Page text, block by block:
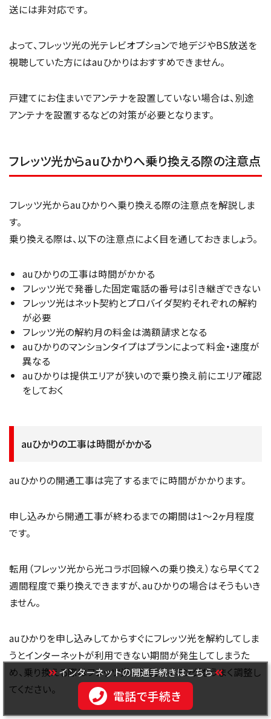
送には非対応です。
よって、フレッツ光の光テレビオプションで地デジやBS放送を
視聴していた方にはauひかりはおすすめできません。
戸建てにお住まいでアンテナを設置していない場合は、別途
アンテナを設置するなどの対策が必要となります。
フレッツ光からauひかりへ乗り換える際の注意点
フレッツ光からauひかりへ乗り換える際の注意点を解説しま
す。
乗り換える際は、以下の注意点によく目を通しておきましょう。
auひかりの工事は時間がかかる
フレッツ光で発番した固定電話の番号は引き継ぎできない
フレッツ光はネット契約とプロバイダ契約それぞれの解約
が必要
フレッツ光の解約月の料金は満額請求となる
auひかりのマンションタイプはプランによって料金・速度が
異なる
auひかりは提供エリアが狭いので乗り換え前にエリア確認
をしておく
auひかりの工事は時間がかかる
auひかりの開通工事は完了するまでに時間がかかります。
申し込みから開通工事が終わるまでの期間は1〜2ヶ月程度
です。
転用（フレッツ光から光コラボ回線への乗り換え）なら早くて2
週間程度で乗り換えできますが、auひかりの場合はそうもいき
ません。
auひかりを申し込みしてからすぐにフレッツ光を解約してしま
うとインターネットが利用できない期間が発生してしまうた
め、乗り換える際はフレッツ光の解約タイミングをうまく調整し
てください。
インターネットの開通手続きはこちら
電話で手続き